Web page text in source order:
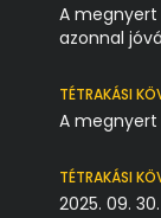
A
azonnal
TÉTRAKÁSI
A megnyert
TÉTRAKÁSI
2025. 09.